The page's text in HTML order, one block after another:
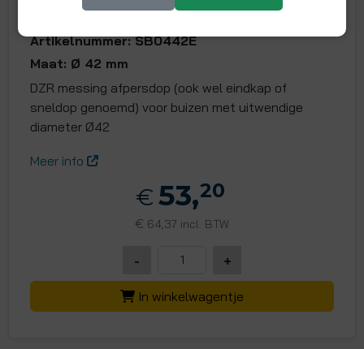
Sneldop 42 mm
Artikelnummer: SB0442E
Maat: Ø 42 mm
DZR messing afpersdop (ook wel eindkap of
sneldop genoemd) voor buizen met uitwendige
diameter Ø42
Meer info
€ 53,20
€ 64,37 incl. BTW
- +
In winkelwagentje